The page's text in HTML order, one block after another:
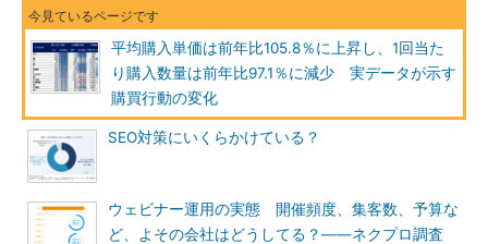
平均購入単価は前年比105.8％に上昇し、1回当た
り購入数量は前年比97.1％に減少 実データが示す
購買行動の変化
SEO対策にいくらかけている？
ウェビナー運用の実態 開催頻度、集客数、予算な
ど、よその会社はどうしてる？――ネクプロ調査